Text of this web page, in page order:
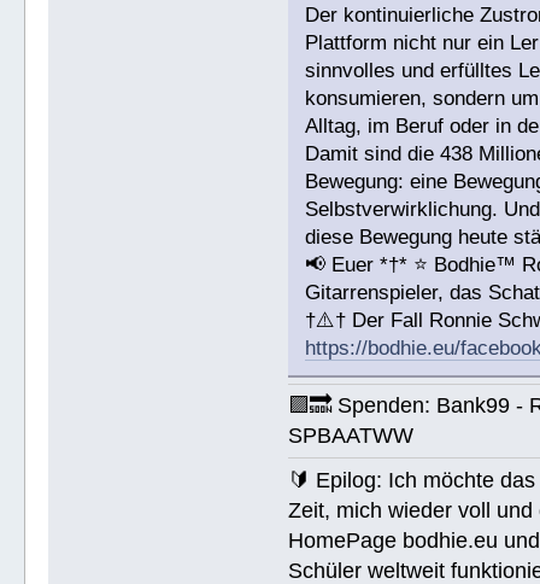
Der kontinuierliche
Plattform nicht nur ein
sinnvolles und erfülltes
konsumieren, sondern
Alltag, im Beruf oder in
Damit sind die 438
Bewegung: eine
Selbstverwirklichung.
diese Bewegung heute
📢 Euer *†* ⭐️ Bodhie™
Gitarrenspieler, das
†⚠️† Der Fall Ronnie
https://bodhie.eu/
🟪🔜 Spenden: Bank99 -
SPBAATWW
🔰 Epilog: Ich möchte
Zeit, mich wieder voll
HomePage bodhie.eu
Schüler weltweit